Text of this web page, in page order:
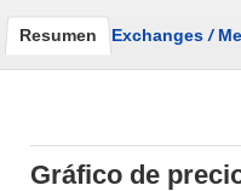
Resumen Exchanges /
Gráfico de